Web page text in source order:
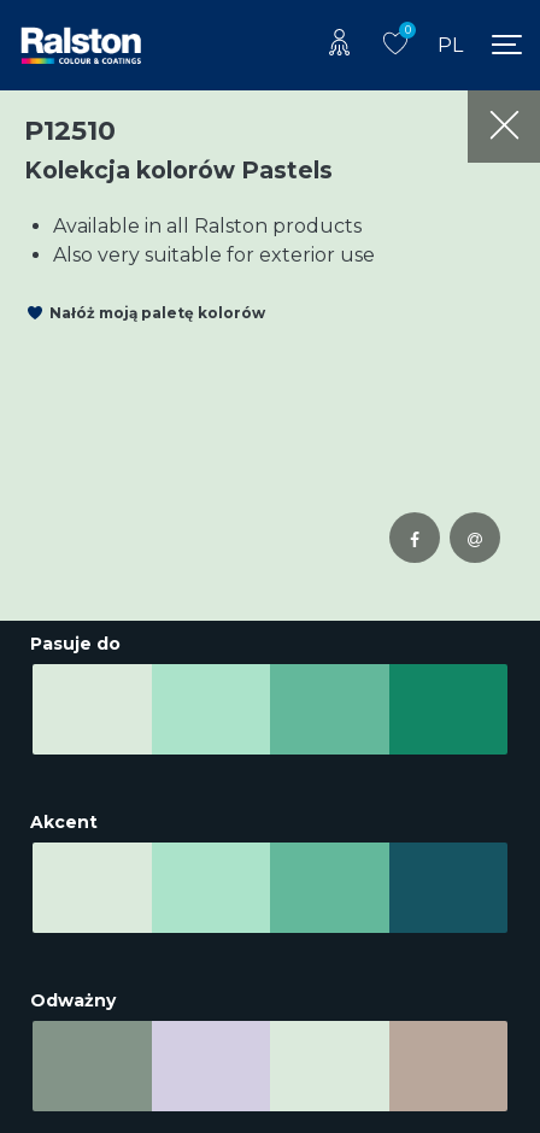
0
PL
P12510
Kolekcja kolorów Pastels
Available in all Ralston products
Also very suitable for exterior use
Nałóż moją paletę kolorów
Pasuje do
Akcent
Odważny